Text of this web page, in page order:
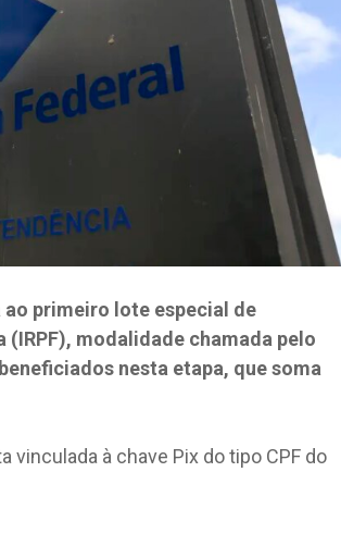
primeiro lote especial de
modalidade chamada pelo
nesta etapa, que soma
vinculada à chave Pix do tipo CPF do